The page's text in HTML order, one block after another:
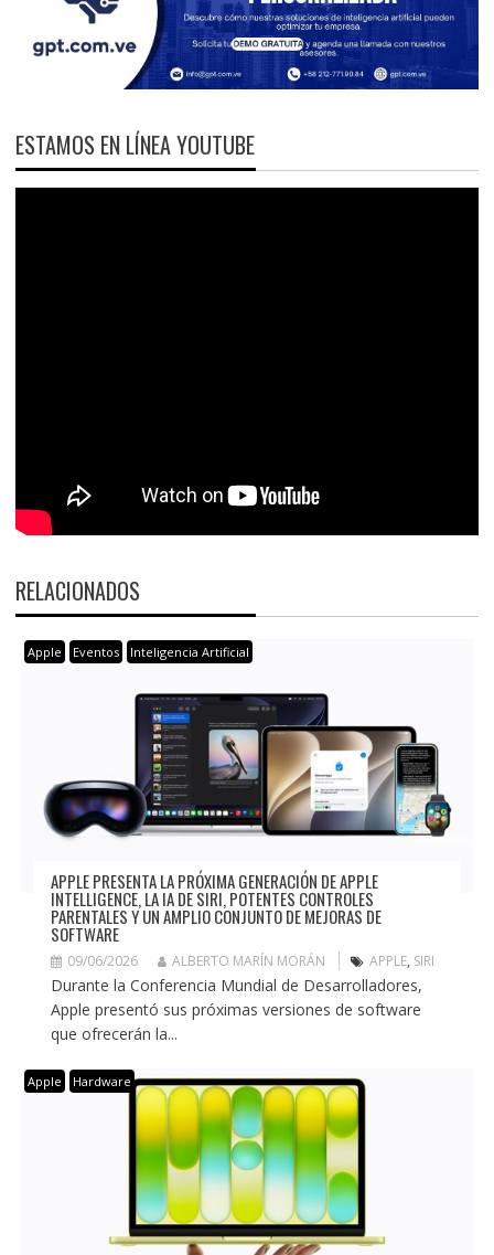
ESTAMOS EN LÍNEA YOUTUBE
RELACIONADOS
Apple Eventos Inteligencia Artificial
APPLE PRESENTA LA PRÓXIMA GENERACIÓN DE APPLE
INTELLIGENCE, LA IA DE SIRI, POTENTES CONTROLES
PARENTALES Y UN AMPLIO CONJUNTO DE MEJORAS DE
SOFTWARE
09/06/2026 ALBERTO MARÍN MORÁN APPLE, SIRI
Durante la Conferencia Mundial de Desarrolladores,
Apple presentó sus próximas versiones de software
que ofrecerán la...
Apple Hardware